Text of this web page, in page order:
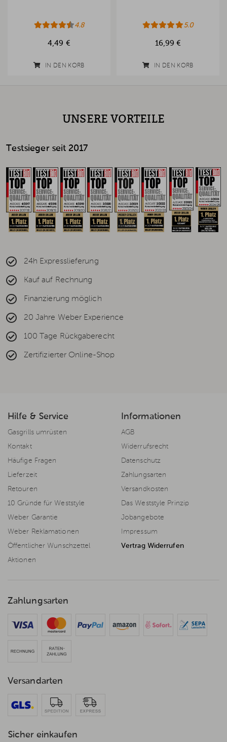
4.8
4,49 €
IN DEN KORB
5.0
16,99 €
IN DEN KORB
UNSERE VORTEILE
Testsieger seit 2017
24h Expresslieferung
Kauf auf Rechnung
Finanzierung möglich
20 Jahre Weber Experience
100 Tage Rückgaberecht
Zertifizierter Online-Shop
Hilfe & Service
Gasgrills umrüsten
Kontakt
Häufige Fragen
Lieferzeit
Retouren
10 Gründe für Weststyle
Weber Garantie
Weber Reklamationen
Öffentlicher Wunschzettel
Aktionen
Informationen
AGB
Widerrufsrecht
Datenschutz
Zahlungsarten
Versandkosten
Das Weststyle Prinzip
Jobangebote
Impressum
Vertrag Widerrufen
Zahlungsarten
Versandarten
Sicher einkaufen